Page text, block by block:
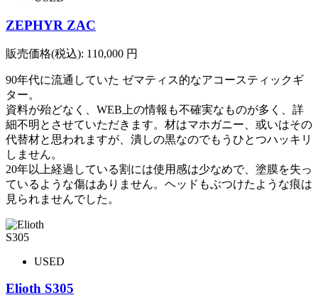
ZEPHYR ZAC
販売価格(税込): 110,000 円
90年代に流通していた ゼマティス的なアコースティックギ
ター。
資料が殆どなく、WEB上の情報も不確実なものが多く、詳
細不明とさせていただきます。材はマホガニー、或いはその
代替材と思われますが、潰しの黒なのでもうひとつハッキリ
しません。
20年以上経過している割には使用感は少なめで、塗膜を失っ
ているような傷はありません。ヘッドもぶつけたような痕は
見られませんでした。
USED
Elioth S305